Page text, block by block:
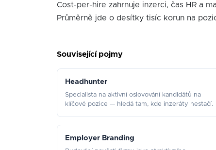
Cost-per-hire zahrnuje inzerci, čas HR a
Průměrně jde o desítky tisíc korun na
Související pojmy
Headhunter
Specialista na aktivní oslovování kandidátů na
klíčové pozice — hledá tam, kde inzeráty nestačí.
Employer Branding